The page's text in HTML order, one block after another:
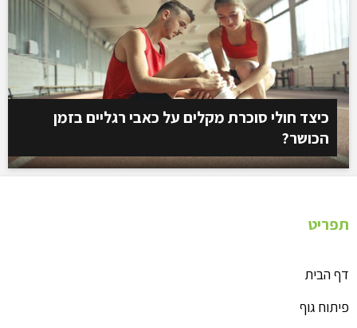
כיצד חולי סוכרת מקלים על כאבי רגליים בזמן
הכושר?
תפריט
דף הבית
פיתוח גוף